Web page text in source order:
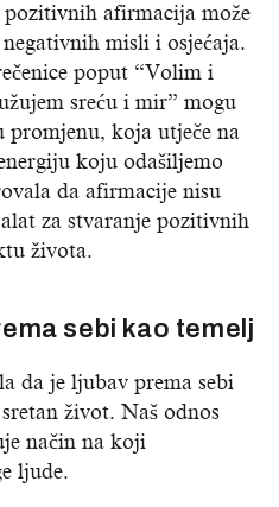
afirmacija može
misli i osjećaja.
poput “Volim i
sreću i mir” mogu
koja utječe na
koju odašiljemo
da afirmacije nisu
za stvaranje pozitivnih
života.
sebi kao temelj
da je ljubav prema sebi
život. Naš odnos
način na koji
ljude.